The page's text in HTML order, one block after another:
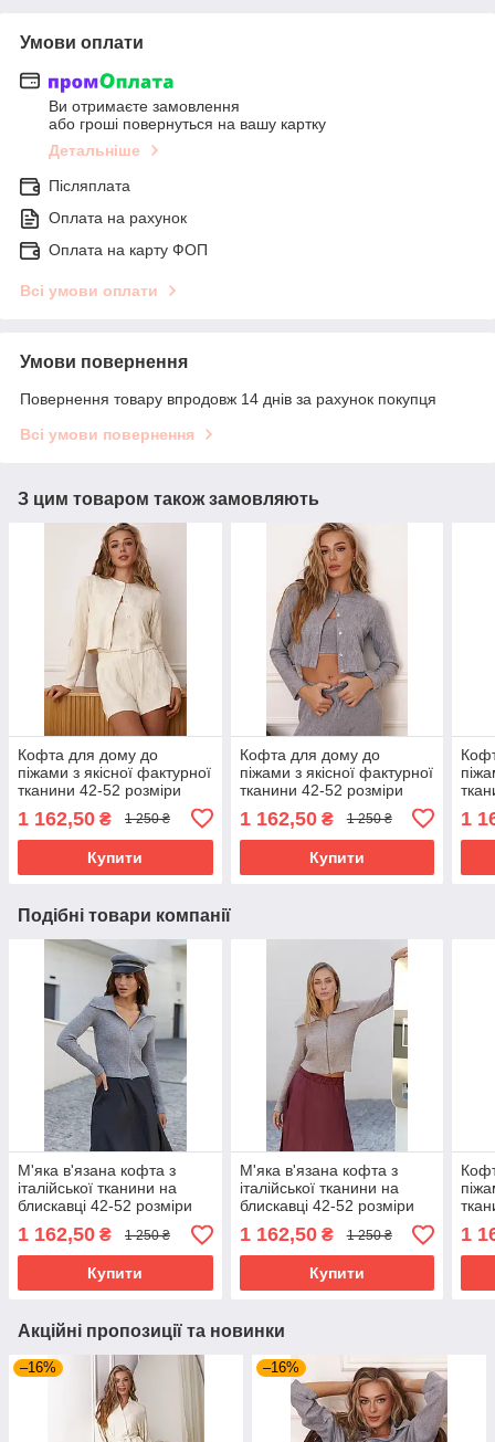
Умови оплати
Ви отримаєте замовлення
або гроші повернуться на вашу картку
Детальніше
Післяплата
Оплата на рахунок
Оплата на карту ФОП
Всі умови оплати
Умови повернення
Повернення товару впродовж 14 днів за рахунок покупця
Всі умови повернення
З цим товаром також замовляють
Кофта для дому до
піжами з якісної фактурної
тканини 42-52 розміри
1 162,50 ₴ 1 250 ₴
Купити
Кофта для дому до
піжами з якісної фактурної
тканини 42-52 розміри
1 162,50₴ 1 250 ₴
Купити
1
Подібні товари компанії
М'яка в'язана кофта з
італійської тканини на
блискавці 42-52 розміри
різні кольори сіра
1 162,50 ₴ 1 250 ₴
Купити
М'яка в'язана кофта з
італійської тканини на
блискавці 42-52 розміри
різні кольори бежева
1 162,50₴ 1 250 ₴
Купити
1
Акційні пропозиції та новинки
–16% –16%